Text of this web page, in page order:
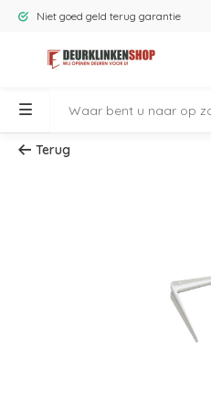
Niet goed geld terug garantie
Terug